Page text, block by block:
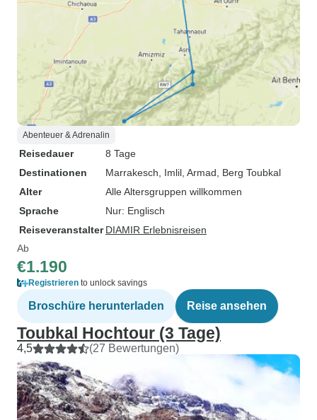
Abenteuer & Adrenalin
Reisedauer
8 Tage
Destinationen
Marrakesch , Imlil , Armad , Berg Toubkal
Alter
Alle Altersgruppen willkommen
Sprache
Nur: Englisch
Reiseveranstalter DIAMIR Erlebnisreisen
Ab
€1.190
Registrieren to unlock savings
Broschüre herunterladen Reise ansehen
Toubkal Hochtour (3 Tage)
4,5 (27 Bewertungen)